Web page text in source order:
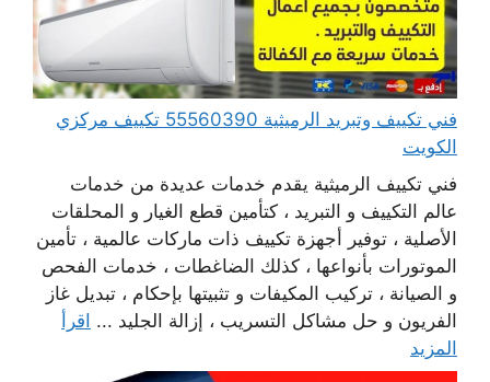
فني تكييف وتبريد الرميثية 55560390 تكييف مركزي
الكويت
فني تكييف الرميثية يقدم خدمات عديدة من خدمات
عالم التكييف و التبريد ، كتأمين قطع الغيار و المحلقات
الأصلية ، توفير أجهزة تكييف ذات ماركات عالمية ، تأمين
الموتورات بأنواعها ، كذلك الضاغطات ، خدمات الفحص
و الصيانة ، تركيب المكيفات و تثبيتها بإحكام ، تبديل غاز
الفريون و حل مشاكل التسريب ، إزالة الجليد ... اقرأ
المزيد